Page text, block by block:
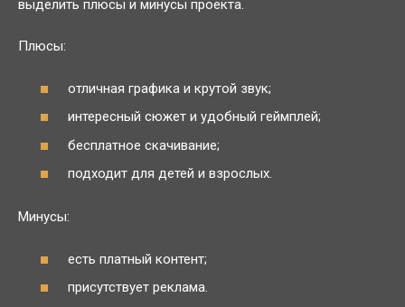
выделить плюсы и минусы проекта.
Плюсы:
отличная графика и крутой звук;
интересный сюжет и удобный геймплей;
бесплатное скачивание;
подходит для детей и взрослых.
Минусы:
есть платный контент;
присутствует реклама.